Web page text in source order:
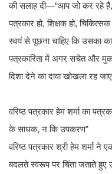
की सलाह दी—“आप जो कर रहे हैं,
पत्रकार हो, शिक्षक हो,
स्वयं से पूछना चाहिए कि उसका
पत्रकारिता में अगर सचेत और
दिशा देने का दावा खोखला रह
वरिष्ठ पत्रकार हेम शर्मा का
के साधक, न कि उपकरण”
वरिष्ठ पत्रकार श्री हेम शर्मा ने
बदलते स्वरूप पर चिंता जताते